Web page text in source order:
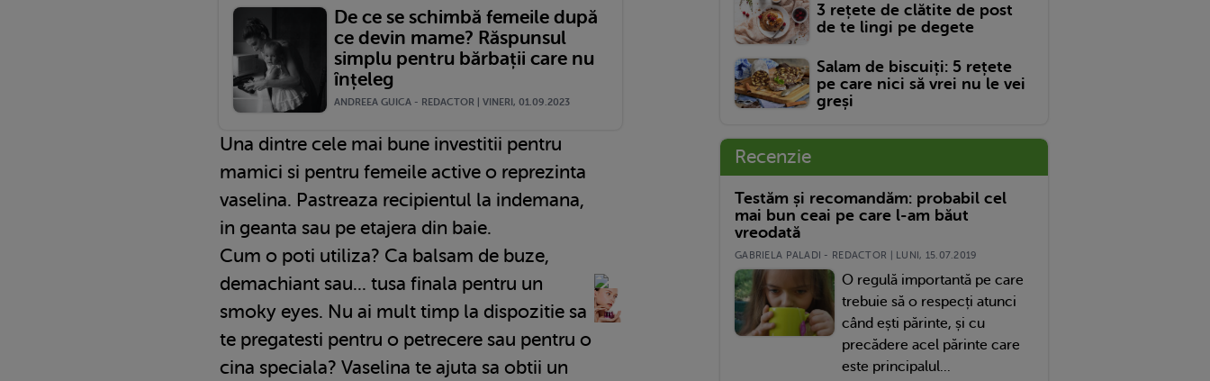
De ce se schimbă femeile după
ce devin mame? Răspunsul
simplu pentru bărbații care nu
înțeleg
ANDREEA GUICA - REDACTOR | VINERI, 01.09.2023
Una dintre cele mai bune investitii pentru
mamici si pentru femeile active o reprezinta
vaselina. Pastreaza recipientul la indemana,
in geanta sau pe etajera din baie.
Cum o poti utiliza? Ca balsam de buze,
demachiant sau... tusa finala pentru un
smoky eyes. Nu ai mult timp la dispozitie sa
te pregatesti pentru o petrecere sau pentru o
cina speciala? Vaselina te ajuta sa obtii un
3 rețete de clătite de post
de te lingi pe degete
Salam de biscuiți: 5 rețete
pe care nici să vrei nu le vei
greși
Recenzie
Testăm și recomandăm: probabil cel
mai bun ceai pe care l-am băut
vreodată
GABRIELA PALADI - REDACTOR | LUNI, 15.07.2019
O regulă importantă pe care
trebuie să o respecți atunci
când ești părinte, și cu
precădere acel părinte care
este principalul...